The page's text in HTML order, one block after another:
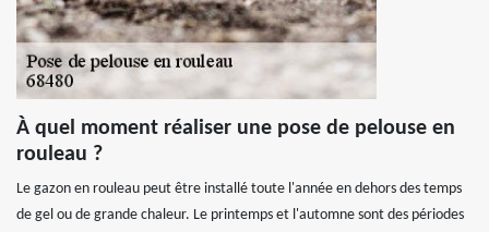
À quel moment réaliser une pose de pelouse en
rouleau ?
Le gazon en rouleau peut être installé toute l'année en dehors des temps
de gel ou de grande chaleur. Le printemps et l'automne sont des périodes